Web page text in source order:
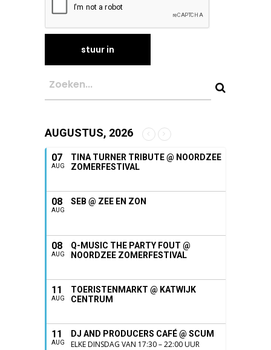
AUGUSTUS, 2026
07
AUG
TINA TURNER TRIBUTE @ NOORDZEE
ZOMERFESTIVAL
08
AUG
SEB @ ZEE EN ZON
08
AUG
Q-MUSIC THE PARTY FOUT @
NOORDZEE ZOMERFESTIVAL
11
AUG
TOERISTENMARKT @ KATWIJK
CENTRUM
11
AUG
DJ AND PRODUCERS CAFÉ @ SCUM
ELKE DINSDAG VAN 17:30 – 22:00 UUR